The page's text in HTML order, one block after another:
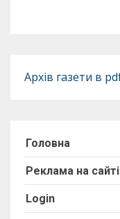
Архів газети в
Головна
Реклама на сайті
Login